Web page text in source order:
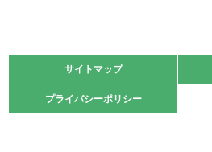
緑ケ丘体育館
2021.10.23
卓球選手権大会ラージボールの部
サイトマップ
プライバシーポリシー
サイトマップ
プライバシーポリシー